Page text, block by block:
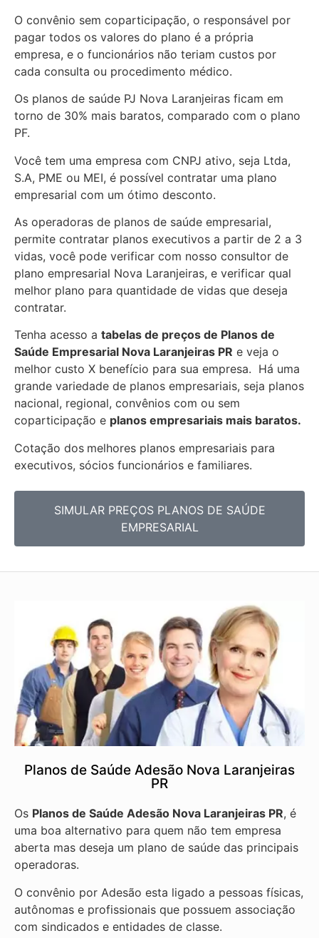
O convênio sem coparticipação, o responsável por
pagar todos os valores do plano é a própria
empresa, e o funcionários não teriam custos por
cada consulta ou procedimento médico.
Os planos de saúde PJ Nova Laranjeiras ficam em
torno de 30% mais baratos, comparado com o plano
PF.
Você tem uma empresa com CNPJ ativo, seja Ltda,
S.A, PME ou MEI, é possível contratar uma plano
empresarial com um ótimo desconto.
As operadoras de planos de saúde empresarial,
permite contratar planos executivos a partir de 2 a 3
vidas, você pode verificar com nosso consultor de
plano empresarial Nova Laranjeiras, e verificar qual
melhor plano para quantidade de vidas que deseja
contratar.
Tenha acesso a tabelas de preços de Planos de
Saúde Empresarial Nova Laranjeiras PR e veja o
melhor custo X benefício para sua empresa. Há uma
grande variedade de planos empresariais, seja planos
nacional, regional, convênios com ou sem
coparticipação e planos empresariais mais baratos.
Cotação dos melhores planos empresariais para
executivos, sócios funcionários e familiares.
SIMULAR PREÇOS PLANOS DE SAÚDE
EMPRESARIAL
Planos de Saúde Adesão Nova Laranjeiras
PR
Os Planos de Saúde Adesão Nova Laranjeiras PR, é
uma boa alternativo para quem não tem empresa
aberta mas deseja um plano de saúde das principais
operadoras.
O convênio por Adesão esta ligado a pessoas físicas,
autônomas e profissionais que possuem associação
com sindicados e entidades de classe.